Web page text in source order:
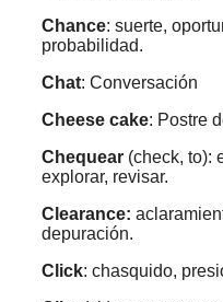
Chance: suerte,
probabilidad.
Chat: Conversación
Cheese cake: Postre
Chequear (check, to):
explorar, revisar.
Clearance:
depuración.
Click: chasquido,